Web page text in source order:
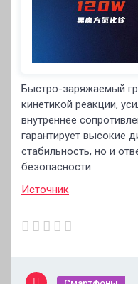
Быстро-заряжаемый
кинетикой реакции,
внутреннее
гарантирует высокие
стабильность, но и
безопасности.
Источник